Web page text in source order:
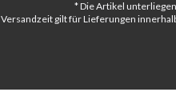
* Die Artikel
Versandzeit gilt für Lieferungen